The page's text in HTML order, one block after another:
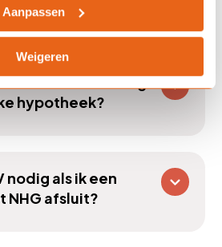
Aanpassen
Weigeren
hypotheek?
nodig als ik een
NHG afsluit?